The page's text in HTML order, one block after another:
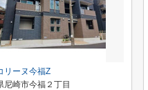
リーヌ今福Z
尼崎市今福２丁目